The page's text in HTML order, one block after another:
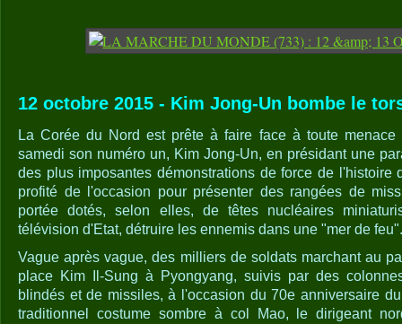
12 octobre 2015 - Kim Jong-Un bombe le
La Corée du Nord est prête à faire face à toute menace
samedi son numéro un, Kim Jong-Un, en présidant une
des plus imposantes démonstrations de force de l'histoire
profité de l'occasion pour présenter des rangées de
portée dotés, selon elles, de têtes nucléaires
télévision d'Etat, détruire les ennemis dans une "mer de feu".
Vague après vague, des milliers de soldats marchant au
place Kim Il-Sung à Pyongyang, suivis par des
blindés et de missiles, à l'occasion du 70e anniversaire
traditionnel costume sombre à col Mao, le dirigeant